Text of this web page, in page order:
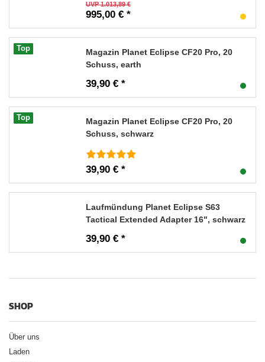
UVP 1.013,89 €
995,00 € *
Top
Magazin Planet Eclipse CF20 Pro, 20
Schuss, earth
39,90 € *
Top
Magazin Planet Eclipse CF20 Pro, 20
Schuss, schwarz
39,90 € *
Laufmündung Planet Eclipse S63
Tactical Extended Adapter 16", schwarz
39,90 € *
SHOP
Über uns
Laden